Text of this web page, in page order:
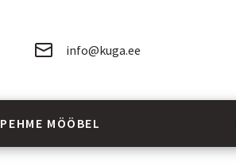
info@kuga.ee
PEHME MÖÖBEL